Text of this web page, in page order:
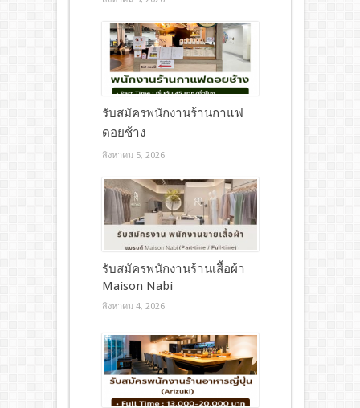
รับสมัครพนักงานร้านกาแฟ
ดอยช้าง
สิงหาคม 5, 2026
รับสมัครพนักงานร้านเสื้อผ้า
Maison Nabi
สิงหาคม 4, 2026